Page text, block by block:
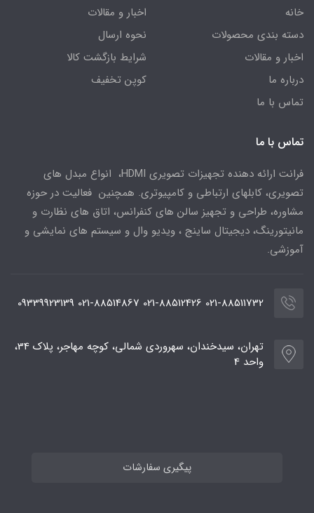
خانه
دسته بندی محصولات
اخبار و مقالات
درباره ما
تماس با ما
اخبار و مقالات
نحوه ارسال
شرایط بازگشت کالا
کوپن تخفیف
تماس با ما
فرانت ارائه دهنده تجهیزات تصویری HDMI، انواع مبدل های
تصویری، کابلهای ارتباطی و کامپیوتری. همچنین فعالیت در حوزه
مشاوره، طراحی و تجهیز سالن های کنفرانس، اتاق های نظارت و
مانیتورینگ، دیجیتال ساینج ، ویدیو وال و سیستم های نمایشی و
آموزشی.
021-88511732 021-88512426 021-88514867 09339923139
تهران، سیدخندان، سهروردی شمالی، کوچه مهاجر، پلاک 34،
واحد 4
پیگیری سفارشات